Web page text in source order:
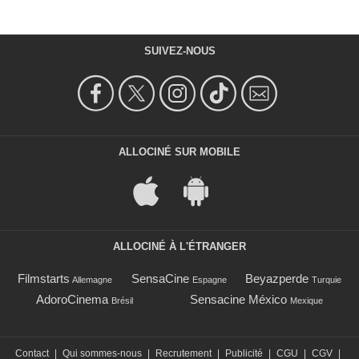
SUIVEZ-NOUS
ALLOCINÉ SUR MOBILE
ALLOCINÉ À L'ÉTRANGER
Filmstarts Allemagne SensaCine Espagne Beyazperde Turquie
AdoroCinema Brésil Sensacine México Mexique
Contact Qui sommes-nous Recrutement Publicité CGU CGV